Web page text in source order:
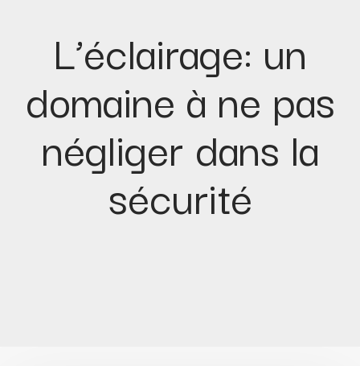
L’éclairage: un
domaine à ne pas
négliger dans la
sécurité